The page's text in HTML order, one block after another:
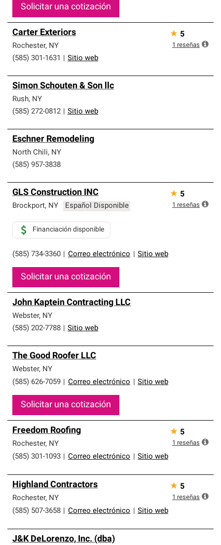
Solicitar una cotización
Carter Exteriors
Rochester, NY
(585) 301-1631
Sitio web
★ 5
1 reseñas
Simon Schouten & Son llc
Rush, NY
(585) 272-0812
Sitio web
Eschner Remodeling
North Chili, NY
(585) 957-3838
GLS Construction INC
Brockport, NY Español Disponible
(585) 734-3360 Correo electrónico Sitio web
Financiación disponible
Solicitar una cotización
★ 5
1 reseñas
John Kaptein Contracting LLC
Webster, NY
(585) 202-7788
Sitio web
The Good Roofer LLC
Webster, NY
(585) 626-7059
Correo electrónico Sitio web
Solicitar una cotización
Freedom Roofing
Rochester, NY
(585) 301-1093
Correo electrónico Sitio web
★ 5
1 reseñas
Highland Contractors
Rochester, NY
(585) 507-3658
Correo electrónico Sitio web
★ 5
1 reseñas
J&K DeLorenzo, Inc. (dba)